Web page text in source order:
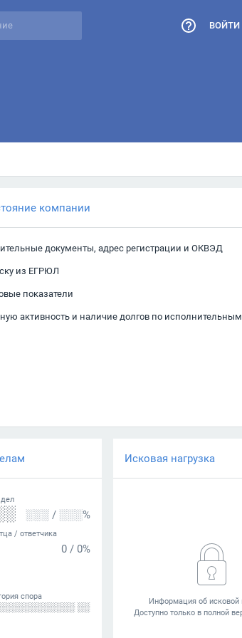
ВОЙТИ
компании
документы, адрес регистрации и ОКВЭД
из ЕГРЮЛ
показатели
активность и наличие долгов по исполнительным
дел
░░░ / ░░░%
/ ответчика
0 / 0%
спора
░░
Исковая нагрузка